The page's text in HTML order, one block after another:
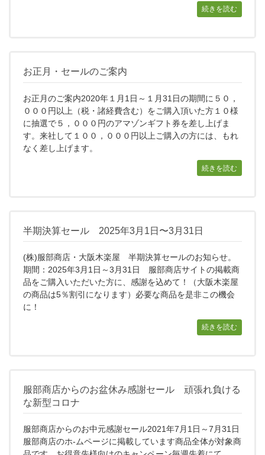
続きを読む
お正月・セールのご案内
お正月のご案内2020年１月1日～１月31日の期間に５０，
０００円以上（税・諸経費含む）をご購入頂いた方１０様
に抽選で５，０００円のアマゾンギフト券を差し上げま
す。来社して１００，０００円以上ご購入の方には、もれ
なく差し上げます。
続きを読む
半期決算セール 2025年3月1日〜3月31日
(株)服部商店・大阪木楽屋 半期決算セールのお知らせ。
期間：2025年3月1日～3月31日 服部商店サイトの掲載商
品をご購入いただいた方に、感謝を込めて！（大阪木楽屋
の商品は5％割引になります）必要な商品を是非この機会
に！
続きを読む
服部商店からのお盆休み感謝セール 頑張れ負ける
な新型コロナ
服部商店からのお中元感謝セール2021年7月1日～7月31日
服部商店のホ-ムページに掲載しています商品全体が対象商